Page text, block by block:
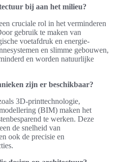
bij aan het milieu?
cruciale rol in het verminderen
gebruik te maken van
voetafdruk en energie-
en slimme gebouwen,
en worden natuurlijke
zijn er beschikbaar?
3D-printtechnologie,
(BIM) maken het
te werken. Deze
de snelheid van
ook de precisie en